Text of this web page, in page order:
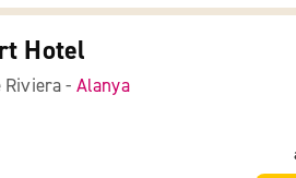
Hotel
- Alanya